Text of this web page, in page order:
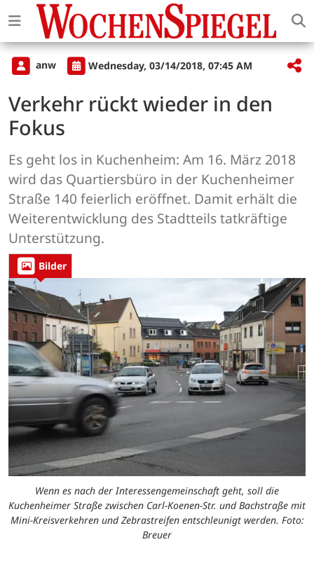
anw Wednesday, 03/14/2018, 07:45 AM
Verkehr rückt wieder in den
Fokus
Es geht los in Kuchenheim: Am 16. März 2018
wird das Quartiersbüro in der Kuchenheimer
Straße 140 feierlich eröffnet. Damit erhält die
Weiterentwicklung des Stadtteils tatkräftige
Unterstützung.
Bilder
Wenn es nach der Interessengemeinschaft geht, soll die
Kuchenheimer Straße zwischen Carl-Koenen-Str. und Bachstraße mit
Mini-Kreisverkehren und Zebrastreifen entschleunigt werden. Foto:
Breuer